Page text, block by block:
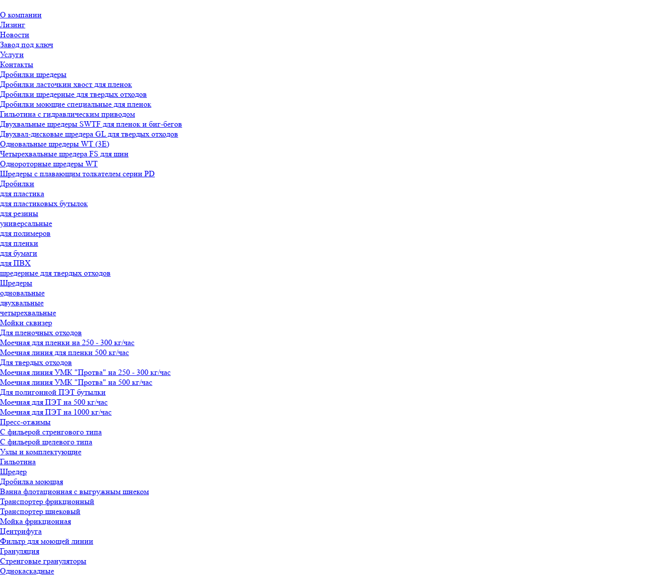
О компании
Лизинг
Новости
Завод под ключ
Услуги
Контакты
Дробилки шредеры
Дробилки ласточкин хвост для пленок
Дробилки шредерные для твердых отходов
Дробилки моющие специальные для пленок
Гильотина с гидравлическим приводом
Двухвальные шредеры SWTF для пленок и биг-бегов
Двухвал-дисковые шредера GL для твердых отходов
Одновальные шредеры WT (3E)
Четырехвальные шредера FS для шин
Однороторные шредеры WT
Шредеры с плавающим толкателем серии PD
Дробилки
для пластика
для пластиковых бутылок
для резины
универсальные
для полимеров
для пленки
для бумаги
для ПВХ
шредерные для твердых отходов
Шредеры
одновальные
двухвальные
четырехвальные
Мойки сквизер
Для пленочных отходов
Моечная для пленки на 250 - 300 кг/час
Моечная линия для пленки 500 кг/час
Для твердых отходов
Моечная линия УМК "Протва" на 250 - 300 кг/час
Моечная линия УМК "Протва" на 500 кг/час
Для полигонной ПЭТ бутылки
Моечная для ПЭТ на 500 кг/час
Моечная для ПЭТ на 1000 кг/час
Пресс-отжимы
С фильерой стренгового типа
С фильерой щелевого типа
Узлы и комплектующие
Гильотина
Шредер
Дробилка моющая
Ванна флотационная с выгружным шнеком
Транспортер фрикционный
Транспортер шнековый
Мойка фрикционная
Центрифуга
Фильтр для моющей линии
Грануляция
Стренговые грануляторы
Однокаскадные